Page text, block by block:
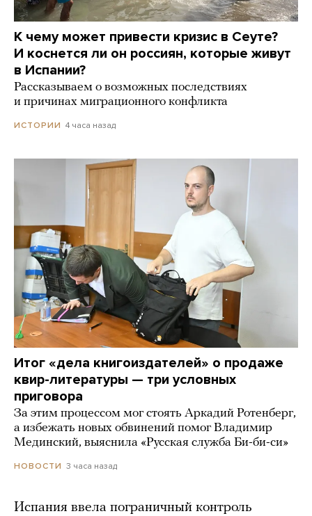
К чему может привести кризис в Сеуте?
И коснется ли он россиян, которые живут
в Испании?
Рассказываем о возможных последствиях
и причинах миграционного конфликта
ИСТОРИИ 4 часа назад
Итог «дела книгоиздателей» о продаже
квир-литературы — три условных
приговора
За этим процессом мог стоять Аркадий Ротенберг,
а избежать новых обвинений помог Владимир
Мединский, выяснила «Русская служба Би-би-си»
НОВОСТИ 3 часа назад
Испания ввела пограничный контроль